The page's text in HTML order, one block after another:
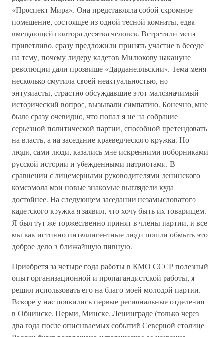
«Проспект Мира». Она представляла собой скромное
помещение, состоящее из одной тесной комнаты, едва
вмещающей полтора десятка человек. Встретили меня
приветливо, сразу предложили принять участие в беседе
на тему, почему лидеру кадетов Милюкову накануне
революции дали прозвище «Дарданелльский». Тема меня
несколько смутила своей неактуальностью, но
энтузиасты, страстно обсуждавшие этот малозначимый
исторический вопрос, вызывали симпатию. Конечно, мне
было сразу очевидно, что попал я не на собрание
серьезной политической партии, способной претендовать
на власть, а на заседание краеведческого кружка. Но
люди, сами люди, казались мне искренними поборниками
русской истории и убежденными патриотами. В
сравнении с лицемерными руководителями ленинского
комсомола мои новые знакомые выглядели куда
достойнее. На следующем заседании незамысловатого
кадетского кружка я заявил, что хочу быть их товарищем.
Я был тут же торжественно принят в члены партии, и все
мы как истинно интеллигентные люди пошли обмыть это
доброе дело в ближайшую пивную.
Приобретя за четыре года работы в КМО СССР полезный
опыт организационной и пропагандистской работы, я
решил использовать его на благо моей молодой партии.
Вскоре у нас появились первые региональные отделения
в Обнинске, Перми, Минске, Ленинграде (только через
два года после описываемых событий Северной столице